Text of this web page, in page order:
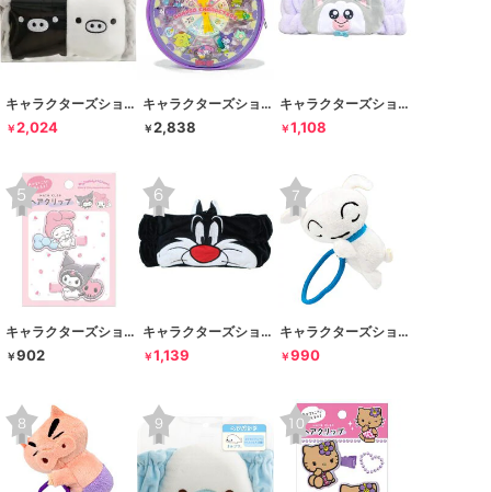
キャラクターズショップ ラフラフ
￥2,024
キャラクターズショップ ラフラフ
￥2,838
キャラクターズショップ ラフラフ
￥1,108
キャラクターズショップ ラフラフ
￥902
キャラクターズショップ ラフラフ
￥1,139
キャラクターズショップ ラフラフ
￥990